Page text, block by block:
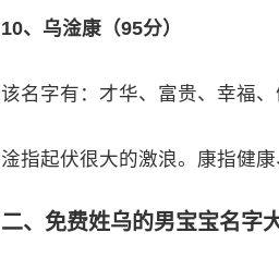
10、乌淦康（95分）
该名字有：才华、富贵、幸福
淦指起伏很大的激浪。康指健康
二、免费姓乌的男宝宝名字大